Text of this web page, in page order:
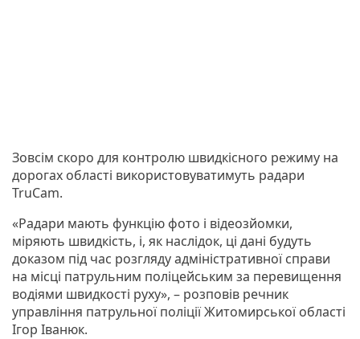
Зовсім скоро для контролю швидкісного режиму на
дорогах області використовуватимуть радари
TruCam.
«Радари мають функцію фото і відеозйомки,
міряють швидкість, і, як наслідок, ці дані будуть
доказом під час розгляду адміністративної справи
на місці патрульним поліцейським за перевищення
водіями швидкості руху», – розповів речник
управління патрульної поліції Житомирської області
Ігор Іванюк.